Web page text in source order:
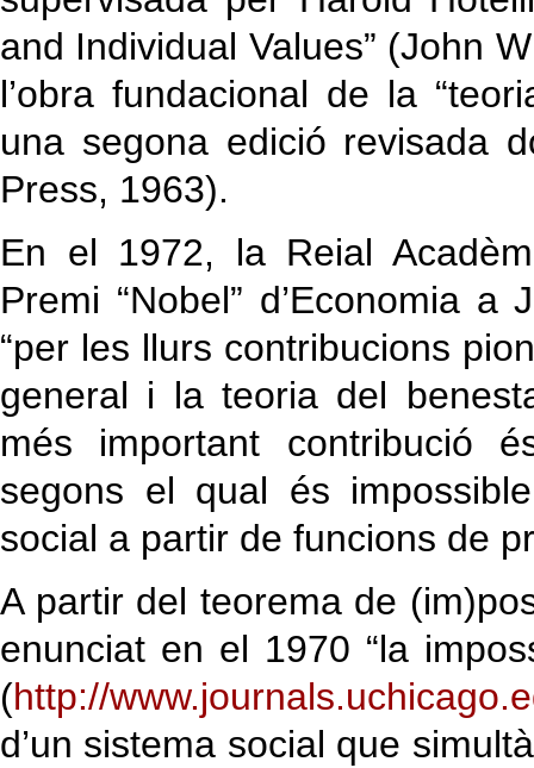
and Individual Values” (John
l’obra fundacional de la
una segona edició revisada
Press, 1963).
En el 1972, la Reial
Premi “Nobel” d’Economia
“per les llurs contribucions
general i la teoria del
més important contribució
segons el qual és
social a partir de funcions de
A partir del teorema de
enunciat en el 1970 “la
(http://
d’un sistema social que